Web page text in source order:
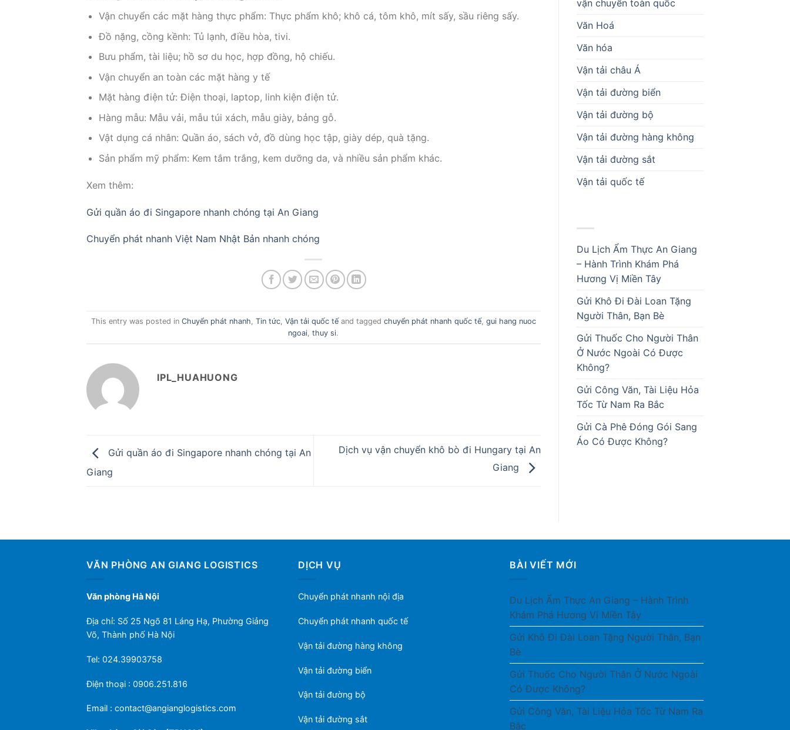
Vận chuyển các mặt hàng thực phẩm: Thực phẩm khô; khô cá, tôm khô, mít sấy, sầu riêng sấy.
Đồ nặng, cồng kềnh: Tủ lạnh, điều hòa, tivi.
Bưu phẩm, tài liệu; hồ sơ du học, hợp đồng, hộ chiếu.
Vận chuyển an toàn các mặt hàng y tế
Mặt hàng điện tử: Điện thoại, laptop, linh kiện điện tử.
Hàng mẫu: Mẫu vải, mẫu túi xách, mẫu giày, bảng gỗ.
Vật dụng cá nhân: Quần áo, sách vở, đồ dùng học tập, giày dép, quà tặng.
Sản phẩm mỹ phẩm: Kem tắm trắng, kem dưỡng da, và nhiều sản phẩm khác.
Xem thêm:
Gửi quần áo đi Singapore nhanh chóng tại An Giang
Chuyển phát nhanh Việt Nam Nhật Bản nhanh chóng
This entry was posted in Chuyển phát nhanh Tin tức, Vận tải quốc tếand tagged chuyển phát nhanh quốc tế, gui hang nuoc
ngoai ,thuy si.
IPL_HUAHUONG
Gửi quần áo đi Singapore nhanh chóng tại An
Giang
Dịch vụ vận chuyển khô bò đi Hungary tại An
Giang
vận chuyển toàn quốc
Văn Hoá
Văn hóa
Vận tải châu Á
Vận tải đường biển
Vận tải đường bộ
Vận tải đường hàng không
Vận tải đường sắt
Vận tải quốc tế
Du Lịch Ẩm Thực An Giang
– Hành Trình Khám Phá
Hương Vị Miền Tây
Gửi Khô Đi Đài Loan Tặng
Người Thân, Bạn Bè
Gửi Thuốc Cho Người Thân
Ở Nước Ngoài Có Được
Không?
Gửi Công Văn, Tài Liệu Hỏa
Tốc Từ Nam Ra Bắc
Gửi Cà Phê Đóng Gói Sang
Áo Có Được Không?
VĂN PHÒNG AN GIANG LOGISTICS
Văn phòng Hà Nội
Địa chỉ: Số 25 Ngõ 81 Láng Hạ, Phường Giảng
Võ, Thành phố Hà Nội
Tel: 024.39903758
Điện thoại : 0906.251.816
Email : contact@angianglogistics.com
DỊCH VỤ
Chuyển phát nhanh nội địa
Chuyển phát nhanh quốc tế
Vận tải đường hàng không
Vận tải đường biển
Vận tải đường bộ
Vận tải đường sắt
BÀI VIẾT MỚI
Du Lịch Ẩm Thực An Giang – Hành Trình
Khám Phá Hương Vị Miền Tây
Gửi Khô Đi Đài Loan Tặng Người Thân, Bạn
Bè
Gửi Thuốc Cho Người Thân Ở Nước Ngoài
Có Được Không?
Gửi Công Văn, Tài Liệu Hỏa Tốc Từ Nam Ra
Bắc